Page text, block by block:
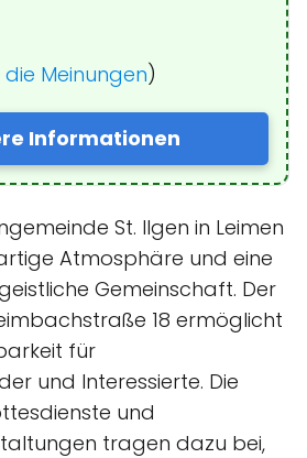
die Meinungen)
Informationen
St. Ilgen in Leimen
Atmosphäre und eine
Gemeinschaft. Der
18 ermöglicht
für
und Interessierte. Die
und
tragen dazu bei,